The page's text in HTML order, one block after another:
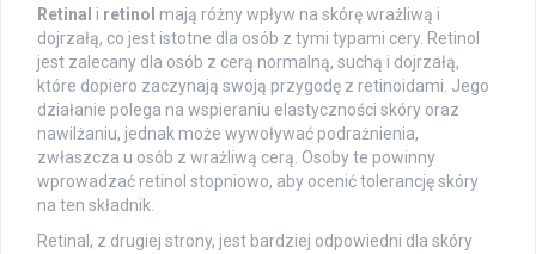
Retinal i retinol mają różny wpływ na skórę wrażliwą i
dojrzałą, co jest istotne dla osób z tymi typami cery. Retinol
jest zalecany dla osób z cerą normalną, suchą i dojrzałą,
które dopiero zaczynają swoją przygodę z retinoidami. Jego
działanie polega na wspieraniu elastyczności skóry oraz
nawilżaniu, jednak może wywoływać podrażnienia,
zwłaszcza u osób z wrażliwą cerą. Osoby te powinny
wprowadzać retinol stopniowo, aby ocenić tolerancję skóry
na ten składnik.
Retinal, z drugiej strony, jest bardziej odpowiedni dla skóry